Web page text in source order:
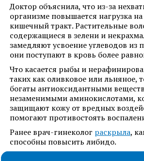
Доктор объяснила, что из-за
организме повышается нагрузка
кишечный тракт. Растительные
содержащиеся в зелени и
замедляют усвоение углеводов из
они поступают в кровь более
Что касается рыбы и
таких как оливковое или льняное,
богаты антиоксидантными
незаменимыми аминокислотами,
защищают кожу от вредных
помогают противостоять
Ранее врач-гинеколог раскрыла,
способны повысить либидо.